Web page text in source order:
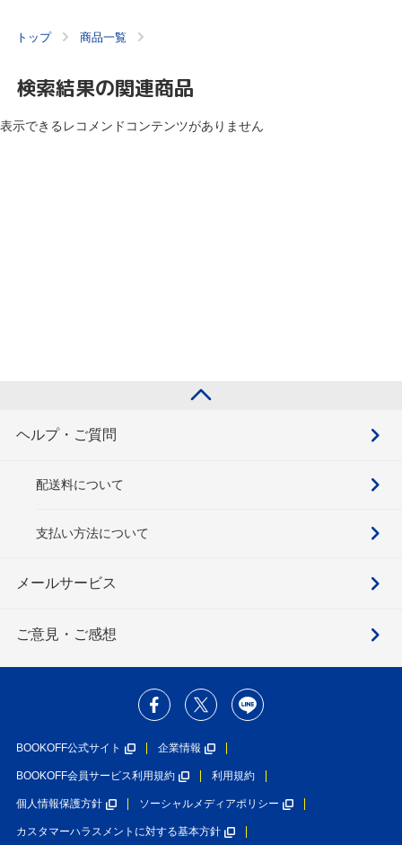
トップ 商品一覧
検索結果の関連商品
表示できるレコメンドコンテンツがありません
ヘルプ・ご質問
配送料について
支払い方法について
メールサービス
ご意見・ご感想
BOOKOFF公式サイト 企業情報
BOOKOFF会員サービス利用規約 利用規約
個人情報保護方針 ソーシャルメディアポリシー
カスタマーハラスメントに対する基本方針